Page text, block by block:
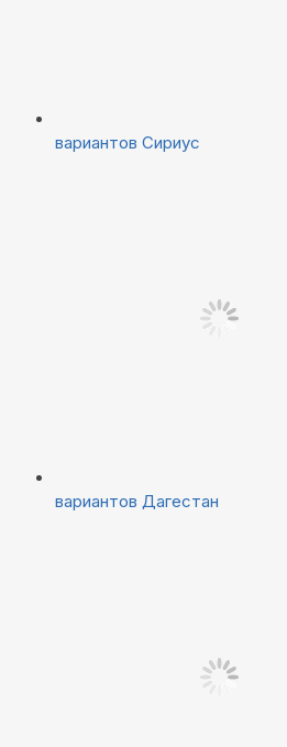
вариантов Сириус
вариантов Дагестан